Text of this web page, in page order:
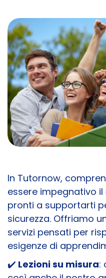
In Tutornow,
essere impegnativo
pronti a supportarti
sicurezza. Offriamo
servizi pensati per
esigenze di
✔️ Lezioni su misura: